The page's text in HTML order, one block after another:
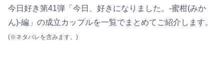
今日好き第41弾「今日、好きになりました。-蜜柑(みか
ん)-編」の成立カップルを一覧でまとめてご紹介します。
(※ネタバレを含みます。)